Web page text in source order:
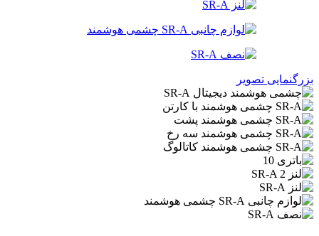
بزرگنمایی تصویر